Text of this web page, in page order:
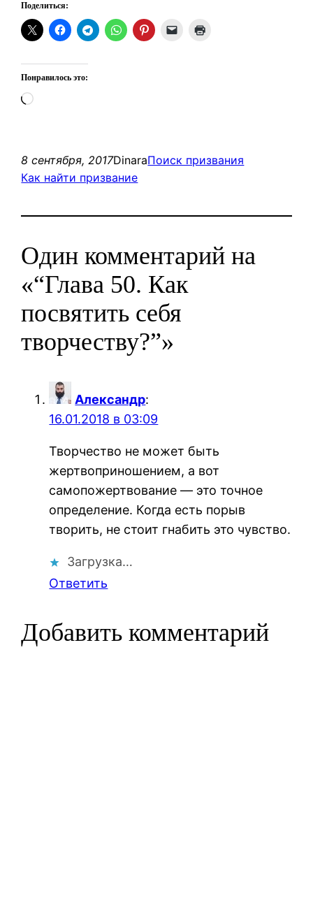
Поделиться:
Понравилось это:
Загрузка…
8 сентября, 2017DinaraПоиск призвания
Как найти призвание
Один комментарий на
«“Глава 50. Как
посвятить себя
творчеству?”»
Александр:
16.01.2018 в 03:09
Творчество не может быть
жертвоприношением, а вот
самопожертвование — это точное
определение. Когда есть порыв
творить, не стоит гнабить это чувство.
Загрузка…
Ответить
Добавить комментарий